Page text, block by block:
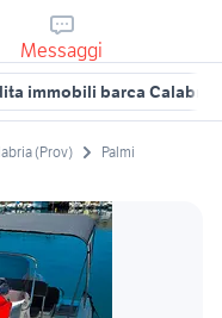
Messaggi
immobili barca Calabria
(Prov) Palmi